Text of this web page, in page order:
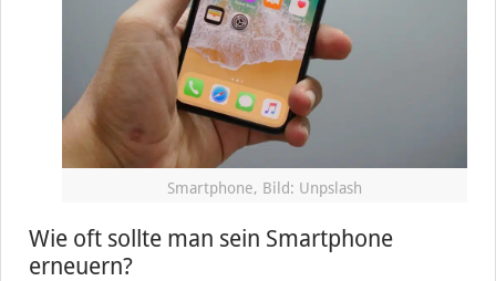
Smartphone, Bild: Unpslash
Wie oft sollte man sein Smartphone
erneuern?